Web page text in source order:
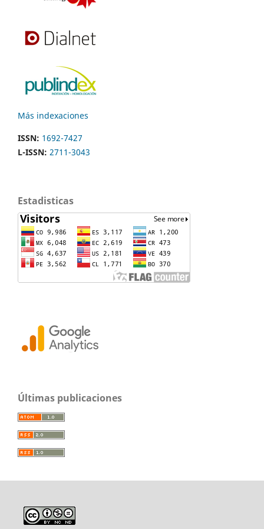
Más indexaciones
ISSN: 1692-7427
L-ISSN: 2711-3043
Estadisticas
Últimas publicaciones